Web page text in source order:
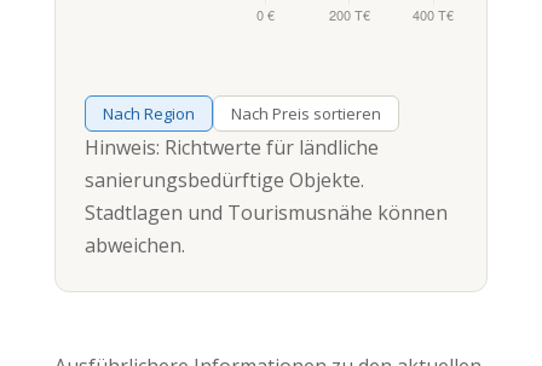
Nach Region Nach Preis sortieren
Hinweis: Richtwerte für ländliche
sanierungsbedürftige Objekte.
Stadtlagen und Tourismusnähe können
abweichen.